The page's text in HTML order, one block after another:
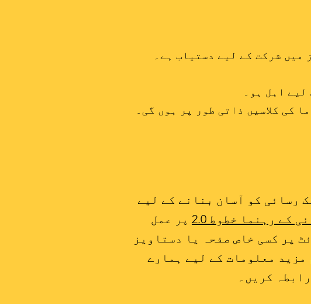
اہل ہو۔
کی کلاسیں ذاتی طور پر ہوں گی۔
رسائی کو آسان بنانے کے لیے
کے رہنما خطوط 2.0
پر عمل
پر کسی خاص صفحہ یا دستاویز
معلومات کے لیے ہمارے
کریں۔